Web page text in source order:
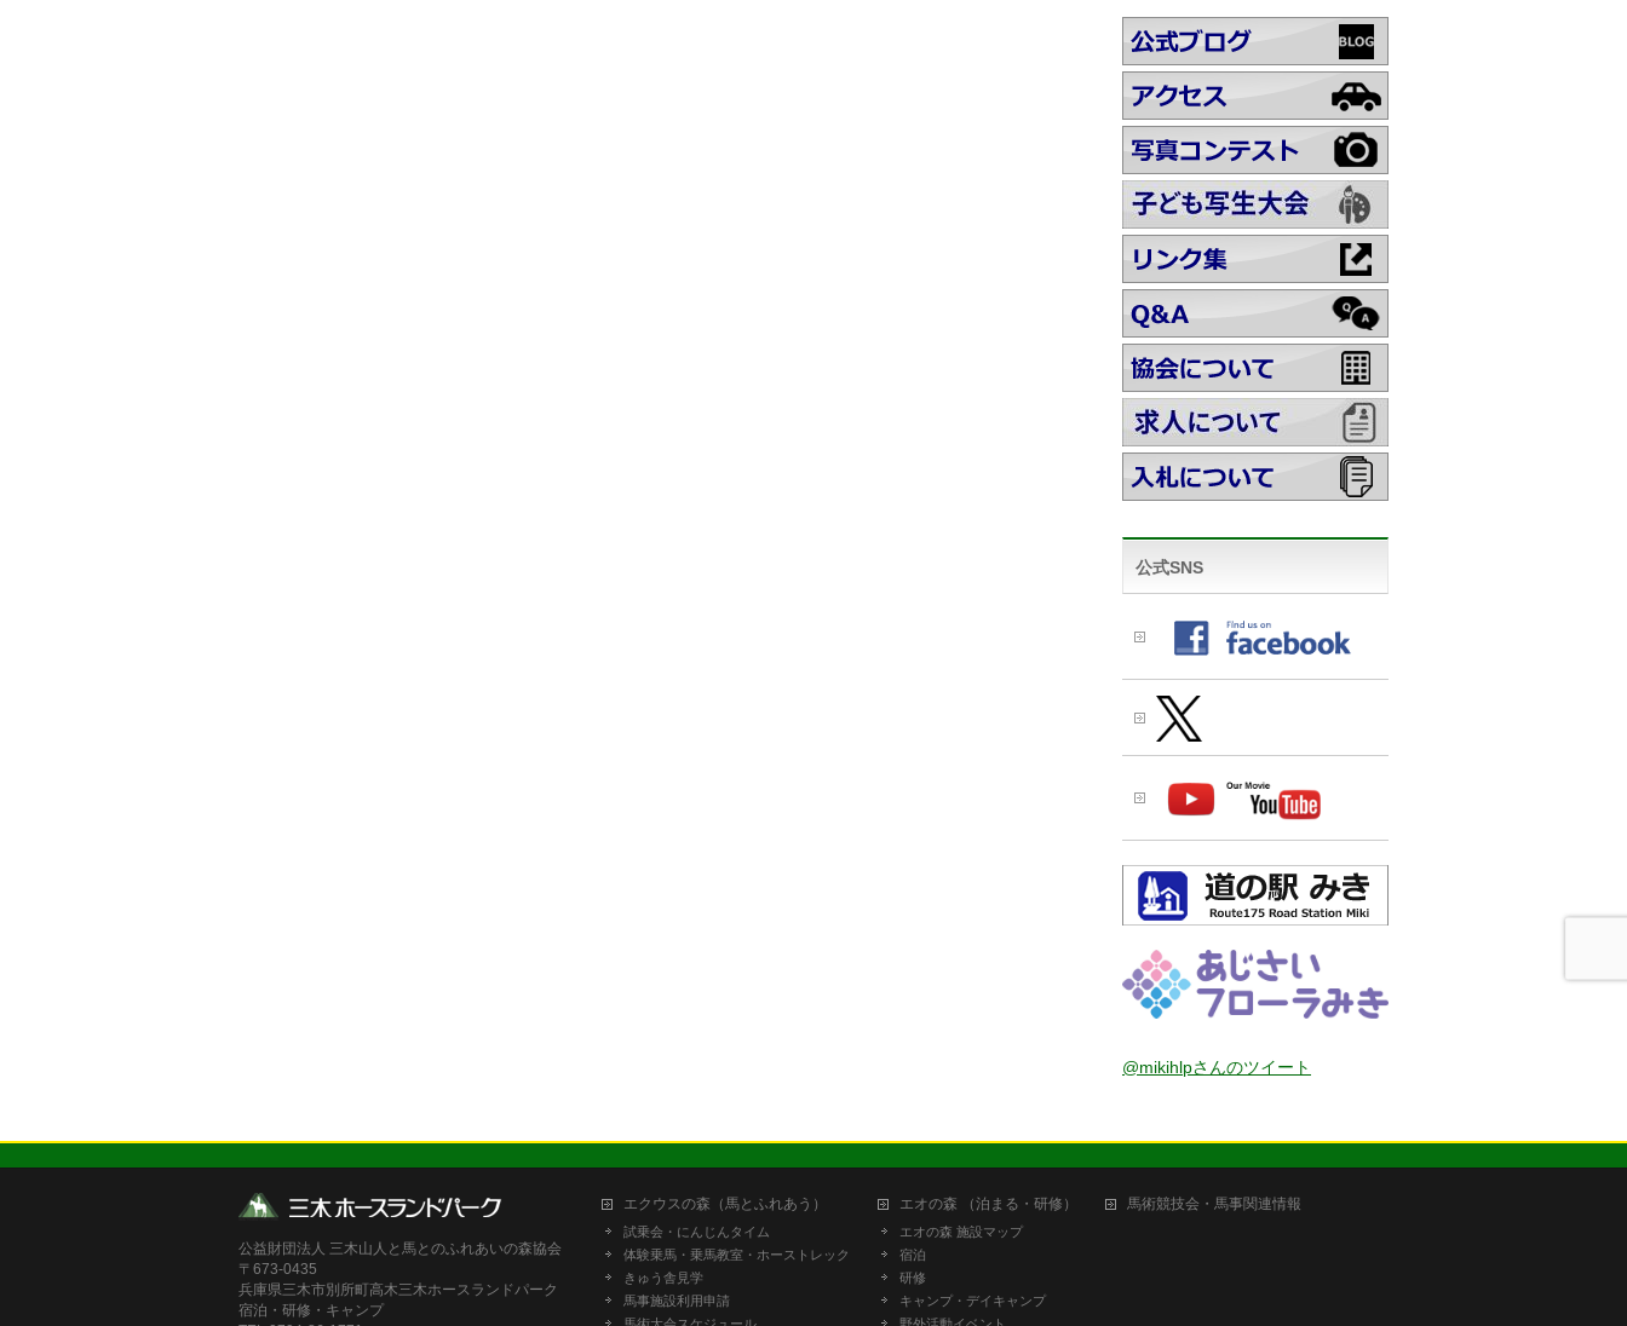
公式SNS
@mikihlpさんのツイート
公益財団法人 三木山人と馬とのふれあいの森協会
〒673-0435
兵庫県三木市別所町高木三木ホースランドパーク
宿泊・研修・キャンプ
エクウスの森（馬とふれあう）
試乗会・にんじんタイム
体験乗馬・乗馬教室・ホーストレック
きゅう舎見学
馬事施設利用申請
エオの森 （泊まる・研修）
エオの森 施設マップ
宿泊
研修
キャンプ・デイキャンプ
馬術競技会・馬事関連情報